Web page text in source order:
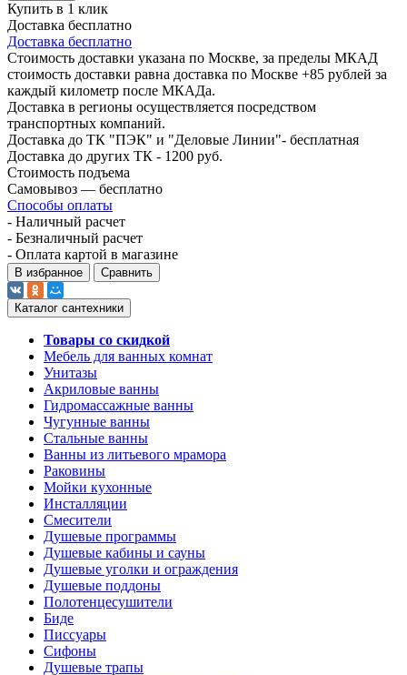
Купить в 1 клик
Доставка бесплатно
Доставка бесплатно
Стоимость доставки указана по Москве, за пределы МКАД
стоимость доставки равна доставка по Москве +85 рублей за
каждый километр после МКАДа.
Доставка в регионы осуществляется посредством
транспортных компаний.
Доставка до ТК "ПЭК" и "Деловые Линии"- бесплатная
Доставка до других ТК - 1200 руб.
Стоимость подъема
Самовывоз — бесплатно
Способы оплаты
- Наличный расчет
- Безналичный расчет
- Оплата картой в магазине
В избранное Сравнить
Каталог сантехники
Товары со скидкой
Мебель для ванных комнат
Унитазы
Акриловые ванны
Гидромассажные ванны
Чугунные ванны
Стальные ванны
Ванны из литьевого мрамора
Раковины
Мойки кухонные
Инсталляции
Смесители
Душевые программы
Душевые кабины и сауны
Душевые уголки и ограждения
Душевые поддоны
Полотенцесушители
Биде
Писсуары
Сифоны
Душевые трапы